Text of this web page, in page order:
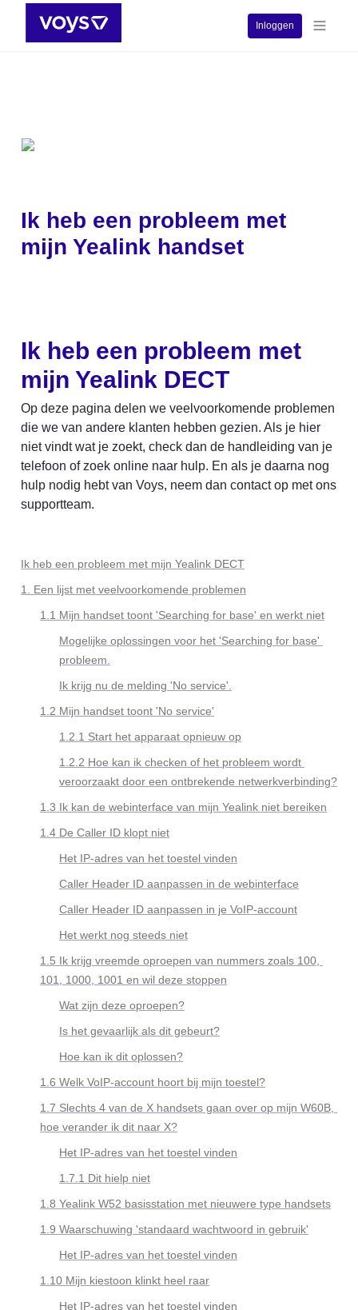
Inloggen
Ik heb een probleem met
mijn Yealink handset
Ik heb een probleem met
mijn Yealink DECT
Op deze pagina delen we veelvoorkomende problemen
die we van andere klanten hebben gezien. Als je hier
niet vindt wat je zoekt, check dan de handleiding van je
telefoon of zoek online naar hulp. En als je daarna nog
hulp nodig hebt van Voys, neem dan contact op met ons
supportteam.
Ik heb een probleem met mijn Yealink DECT
1. Een lijst met veelvoorkomende problemen
1.1 Mijn handset toont 'Searching for base' en werkt niet
Mogelijke oplossingen voor het 'Searching for base'
probleem.
Ik krijg nu de melding 'No service'.
1.2 Mijn handset toont 'No service'
1.2.1 Start het apparaat opnieuw op
1.2.2 Hoe kan ik checken of het probleem wordt
veroorzaakt door een ontbrekende netwerkverbinding?
1.3 Ik kan de webinterface van mijn Yealink niet bereiken
1.4 De Caller ID klopt niet
Het IP-adres van het toestel vinden
Caller Header ID aanpassen in de webinterface
Caller Header ID aanpassen in je VoIP-account
Het werkt nog steeds niet
1.5 Ik krijg vreemde oproepen van nummers zoals 100,
101, 1000, 1001 en wil deze stoppen
Wat zijn deze oproepen?
Is het gevaarlijk als dit gebeurt?
Hoe kan ik dit oplossen?
1.6 Welk VoIP-account hoort bij mijn toestel?
1.7 Slechts 4 van de X handsets gaan over op mijn W60B,
hoe verander ik dit naar X?
Het IP-adres van het toestel vinden
1.7.1 Dit hielp niet
1.8 Yealink W52 basisstation met nieuwere type handsets
1.9 Waarschuwing 'standaard wachtwoord in gebruik'
Het IP-adres van het toestel vinden
1.10 Mijn kiestoon klinkt heel raar
Het IP-adres van het toestel vinden